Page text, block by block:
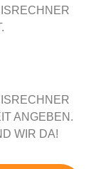
ANGEBEN.
WIR DA!